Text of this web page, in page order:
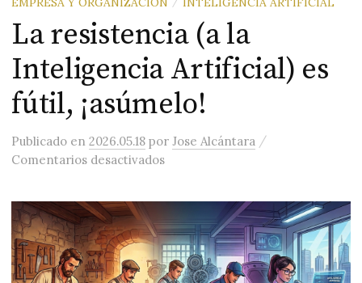
La resistencia (a la
Inteligencia Artificial) es
fútil, ¡asúmelo!
Publicado en2026.05.18 porJose Alcántara /
Comentarios desactivadosen La resistencia (a la